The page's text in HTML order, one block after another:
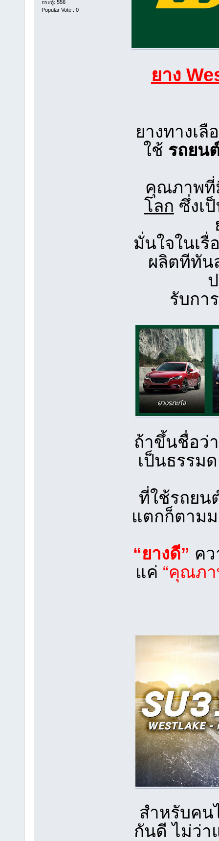
กระทู้: 556
Popular Vote : 0
ยาง
ยางทางเ
ใช้ รถยน
คุณภาพ
โลก ซึ่งเ
มั่นใจในเ
ผลิตทีทัน
รับกา
ถ้าขึ้นชื่อว่
เป็นธรรม
ที่ใช้รถยน
แตกก็ตาม
“ยางดี” ค
แค่ “คุณภา
สำหรับค
กันดี ไม่ว่